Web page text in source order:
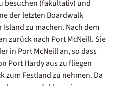
besuchen (fakultativ) und
der letzten Boardwalk
zu machen. Nach dem
zurück nach Port McNeill. Sie
in Port McNeill an, so dass
Port Hardy aus zu fliegen
zum Festland zu nehmen. Da